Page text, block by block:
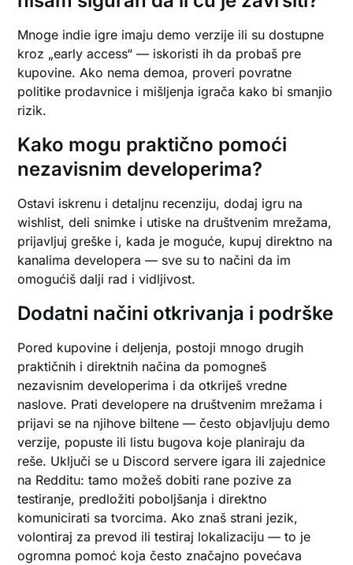
Mnoge indie igre imaju demo verzije ili su dostupne
kroz „early access“ — iskoristi ih da probaš pre
kupovine. Ako nema demoa, proveri povratne
politike prodavnice i mišljenja igrača kako bi smanjio
rizik.
Kako mogu praktično pomoći
nezavisnim developerima?
Ostavi iskrenu i detaljnu recenziju, dodaj igru na
wishlist, deli snimke i utiske na društvenim mrežama,
prijavljuj greške i, kada je moguće, kupuj direktno na
kanalima developera — sve su to načini da im
omogućiš dalji rad i vidljivost.
Dodatni načini otkrivanja i podrške
Pored kupovine i deljenja, postoji mnogo drugih
praktičnih i direktnih načina da pomogneš
nezavisnim developerima i da otkriješ vredne
naslove. Prati developere na društvenim mrežama i
prijavi se na njihove biltene — često objavljuju demo
verzije, popuste ili listu bugova koje planiraju da
reše. Uključi se u Discord servere igara ili zajednice
na Redditu: tamo možeš dobiti rane pozive za
testiranje, predložiti poboljšanja i direktno
komunicirati sa tvorcima. Ako znaš strani jezik,
volontiraj za prevod ili testiraj lokalizaciju — to je
ogromna pomoć koja često značajno povećava